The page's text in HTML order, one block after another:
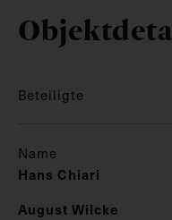
Beteiligte
Name
Hans Chiari
August Wilcke